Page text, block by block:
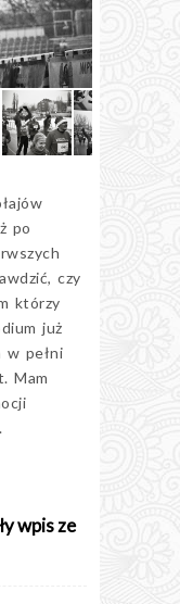
po
czy
którzy
już
w pełni
Mam
wpis ze